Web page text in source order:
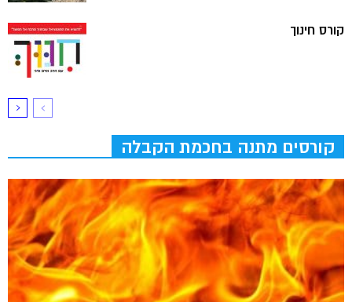
קורס חינוך
קורסים מתנה בחכמת הקבלה